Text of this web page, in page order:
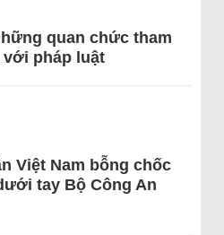
quan chức tham
pháp luật
Việt Nam bỗng chốc
tay Bộ Công An